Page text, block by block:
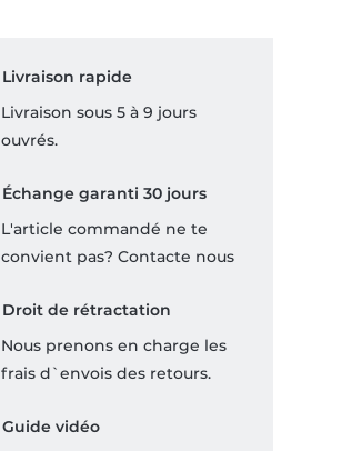
Livraison rapide
Livraison sous 5 à 9 jours
ouvrés.
Échange garanti 30 jours
L'article commandé ne te
convient pas? Contacte nous
Droit de rétractation
Nous prenons en charge les
frais d`envois des retours.
Guide vidéo